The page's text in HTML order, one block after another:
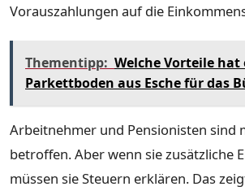
Vorauszahlungen auf die
Thementipp: Welche Vorteile hat
Parkettboden aus Esche für das
Arbeitnehmer und Pensionisten sind
betroffen. Aber wenn sie zusätzliche
müssen sie Steuern erklären. Das